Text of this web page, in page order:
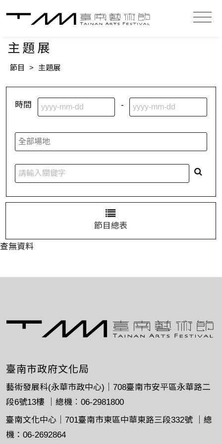
主題展
節目 > 主題展
時間 -
節目總表
查無資料
臺南市政府文化局
藝術發展科(永華市政中心)｜708臺南市安平區永華路二
段6號13樓 ｜總機︰06-2981800
臺南文化中心｜701臺南市東區中華東路三段332號 ｜總
機：06-2692864